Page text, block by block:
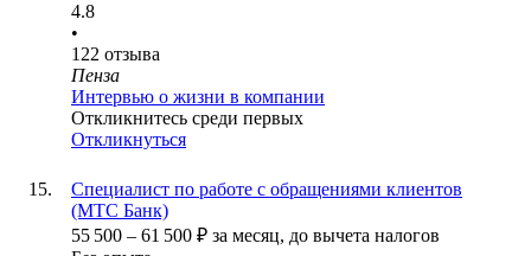
4.8
•
122 отзыва
Пенза
Интервью о жизни в компании
Откликнитесь среди первых
Откликнуться
Специалист по работе с обращениями клиентов
(МТС Банк)
55 500 – 61 500 ₽ за месяц, до вычета налогов